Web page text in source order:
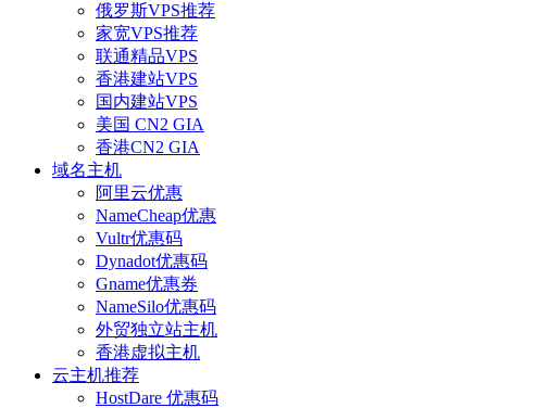
俄罗斯VPS推荐
家宽VPS推荐
联通精品VPS
香港建站VPS
国内建站VPS
美国 CN2 GIA
香港CN2 GIA
域名主机
阿里云优惠
NameCheap优惠
Vultr优惠码
Dynadot优惠码
Gname优惠券
NameSilo优惠码
外贸独立站主机
香港虚拟主机
云主机推荐
HostDare 优惠码